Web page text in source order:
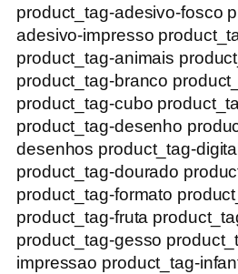
product_tag-adesivo-fosco
adesivo-impresso
product_tag-animais
product_tag-branco
product_tag-cubo
product_tag-desenho
desenhos product_tag-digital
product_tag-dourado
product_tag-formato
product_tag-fruta
product_tag-gesso
impressao product_tag-